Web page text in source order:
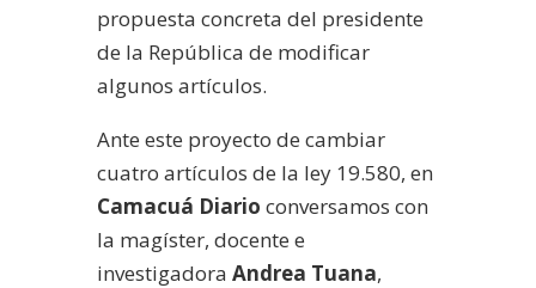
propuesta concreta del presidente
de la República de modificar
algunos artículos.
Ante este proyecto de cambiar
cuatro artículos de la ley 19.580, en
Camacuá Diario conversamos con
la magíster, docente e
investigadora Andrea Tuana,